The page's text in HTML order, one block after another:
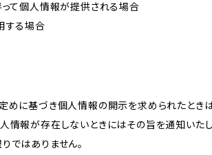
って個人情報が提供される場合
する場合
めに基づき個人情報の開示を求められたとき
情報が存在しないときにはその旨を通知いたし
ではありません。